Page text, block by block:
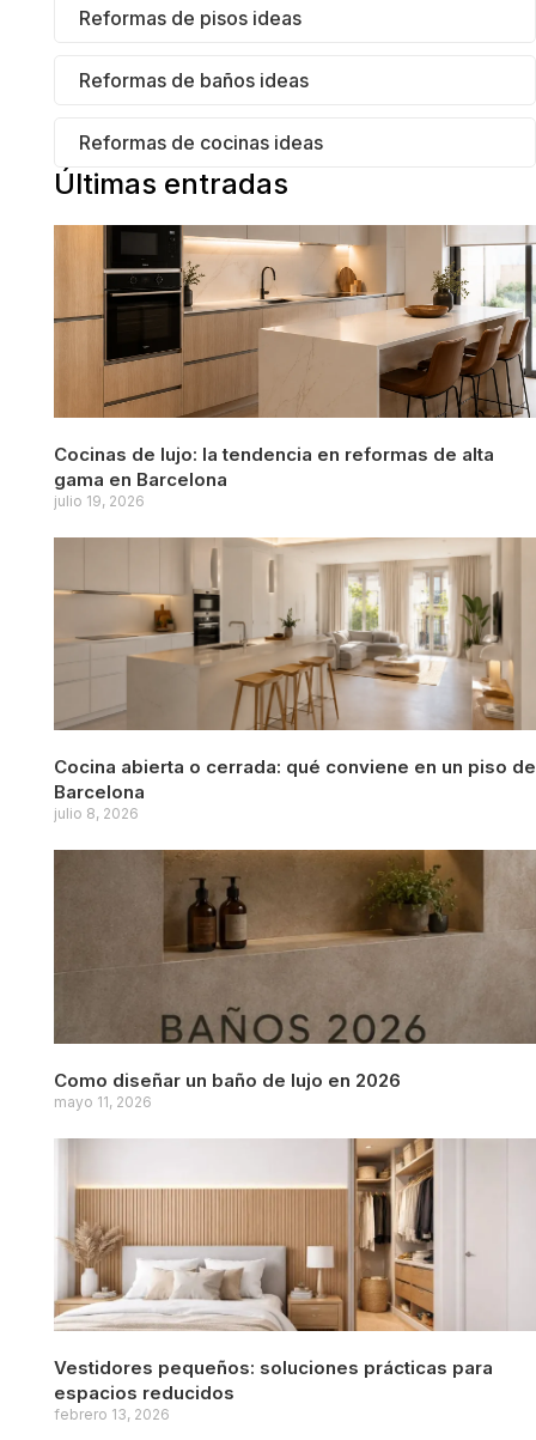
Reformas de pisos ideas
Reformas de baños ideas
Reformas de cocinas ideas
Últimas entradas
Cocinas de lujo: la tendencia en reformas de alta
gama en Barcelona
julio 19, 2026
Cocina abierta o cerrada: qué conviene en un piso de
Barcelona
julio 8, 2026
Como diseñar un baño de lujo en 2026
mayo 11, 2026
Vestidores pequeños: soluciones prácticas para
espacios reducidos
febrero 13, 2026